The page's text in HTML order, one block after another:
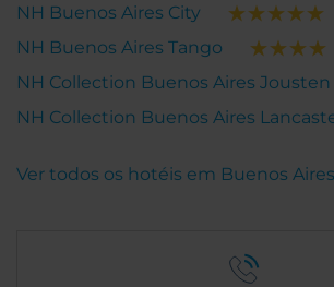
NH Buenos Aires City
NH Buenos Aires Tango
NH Collection Buenos Aires Jousten
NH Collection Buenos Aires
Ver todos os hotéis em Buenos Aires